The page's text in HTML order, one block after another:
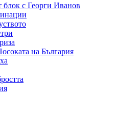
блок с Георги Иванов
на България